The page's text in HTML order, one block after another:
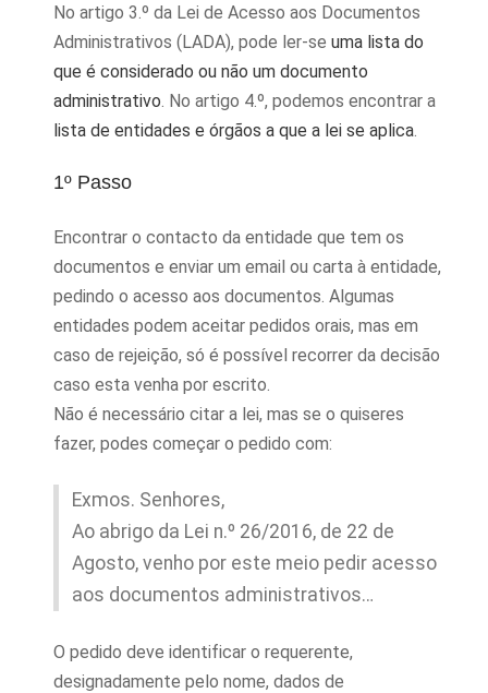
No artigo 3.º da Lei de Acesso aos Documentos
Administrativos (LADA), pode ler-se uma lista do
que é considerado ou não um documento
administrativo. No artigo 4.º, podemos encontrar a
lista de entidades e órgãos a que a lei se aplica.
1º Passo
Encontrar o contacto da entidade que tem os
documentos e enviar um email ou carta à entidade,
pedindo o acesso aos documentos. Algumas
entidades podem aceitar pedidos orais, mas em
caso de rejeição, só é possível recorrer da decisão
caso esta venha por escrito.
Não é necessário citar a lei, mas se o quiseres
fazer, podes começar o pedido com:
Exmos. Senhores,
Ao abrigo da Lei n.º 26/2016, de 22 de
Agosto, venho por este meio pedir acesso
aos documentos administrativos…
O pedido deve identificar o requerente,
designadamente pelo nome, dados de